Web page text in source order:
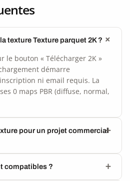
texture Texture parquet 2K ?
le bouton « Télécharger 2K »
démarre
ni email requis. La
0 maps PBR (diffuse, normal,
pour un projet commercial
compatibles ?